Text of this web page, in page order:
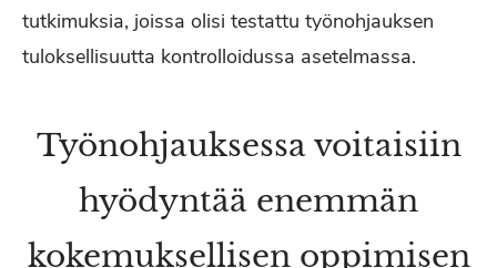
tutkimuksia, joissa olisi testattu työnohjauksen
tuloksellisuutta kontrolloidussa asetelmassa.
Työnohjauksessa voitaisiin
hyödyntää enemmän
kokemuksellisen oppimisen